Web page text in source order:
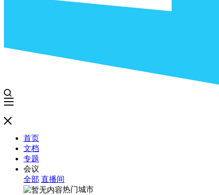
首页
文档
专题
会议
全部 直播间
热门城市